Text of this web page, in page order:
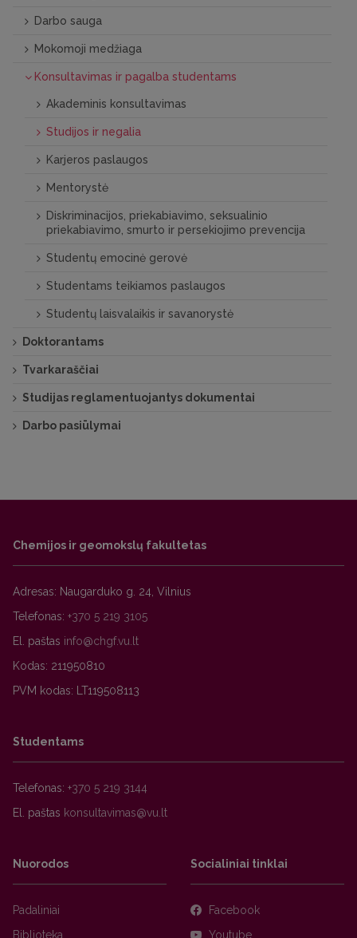
Darbo sauga
Mokomoji medžiaga
Konsultavimas ir pagalba studentams
Akademinis konsultavimas
Studijos ir negalia
Karjeros paslaugos
Mentorystė
Diskriminacijos, priekabiavimo, seksualinio
priekabiavimo, smurto ir persekiojimo prevencija
Studentų emocinė gerovė
Studentams teikiamos paslaugos
Studentų laisvalaikis ir savanorystė
Doktorantams
Tvarkaraščiai
Studijas reglamentuojantys dokumentai
Darbo pasiūlymai
Chemijos ir geomokslų fakultetas
Adresas: Naugarduko g. 24, Vilnius
Telefonas: +370 5 219 3105
El. paštas
Kodas: 211950810
PVM kodas: LT119508113
Studentams
Telefonas: +370 5 219 3144
El. paštas
Nuorodos
Padaliniai
Biblioteka
Socialiniai tinklai
Facebook
Youtube